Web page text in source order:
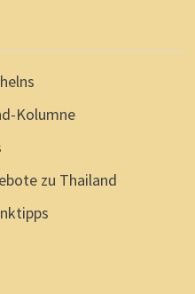
Kolumne
zu Thailand